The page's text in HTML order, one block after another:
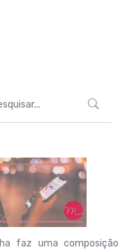
faz uma composição